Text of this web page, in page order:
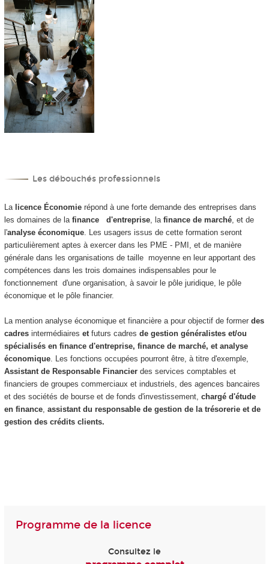
Les débouchés professionnels
La licence Économierépond à une forte demande des entreprises dans
les domaines de la finance d'entreprise, la finance de marché, et de
l'analyse économique. Les usagers issus de cette formation seront
particulièrement aptes à exercer dans les PME - PMI, et de manière
générale dans les organisations de taille moyenne en leur apportant des
compétences dans les trois domaines indispensables pour le
fonctionnement d'une organisation, à savoir le pôle juridique, le pôle
économique et le pôle financier.
La mention analyse économique et financière a pour objectif de former des
cadres intermédiaires et futurs cadres de gestion généralistes et/ou
spécialisés en finance d'entreprise, finance de marché, et analyse
économique. Les fonctions occupées pourront être, à titre d'exemple,
Assistant de Responsable Financier des services comptables et
financiers de groupes commerciaux et industriels, des agences bancaires
et des sociétés de bourse et de fonds d'investissement, chargé d'étude
en finance, assistant du responsable de gestion de la trésorerie et de
gestion des crédits clients.
Programme de la licence
Consultez le